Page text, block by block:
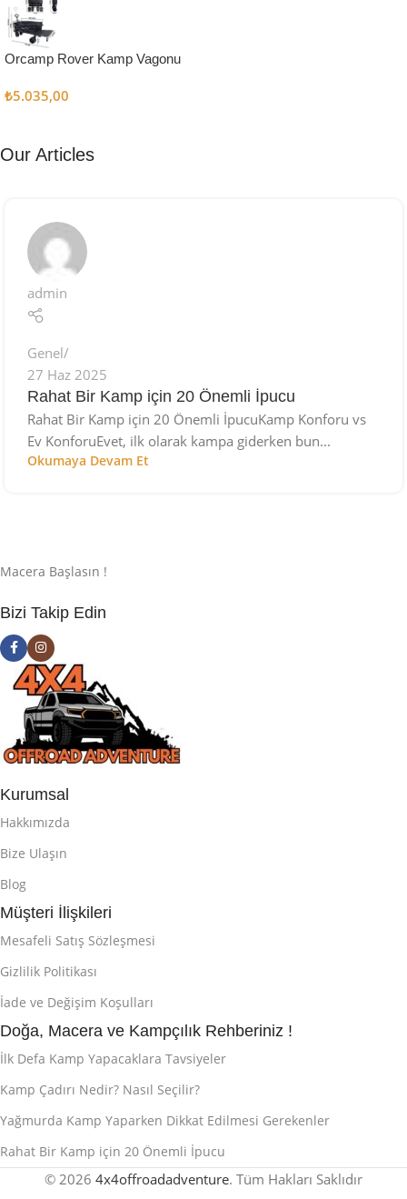
Şefler İçin
Keşfet
Orcamp Rover Kamp Vagonu
₺5.035,00
Our Articles
admin
Genel
27 Haz 2025
Rahat Bir Kamp için 20 Önemli İpucu
Rahat Bir Kamp için 20 Önemli İpucuKamp Konforu vs
Ev KonforuEvet, ilk olarak kampa giderken bun...
Okumaya Devam Et
Macera Başlasın !
Bizi Takip Edin
Kurumsal
Hakkımızda
Bize Ulaşın
Blog
Müşteri İlişkileri
Mesafeli Satış Sözleşmesi
Gizlilik Politikası
İade ve Değişim Koşulları
Doğa, Macera ve Kampçılık Rehberiniz !
İlk Defa Kamp Yapacaklara Tavsiyeler
Kamp Çadırı Nedir? Nasıl Seçilir?
Yağmurda Kamp Yaparken Dikkat Edilmesi Gerekenler
Rahat Bir Kamp için 20 Önemli İpucu
© 2026 4x4offroadadventure. Tüm Hakları Saklıdır